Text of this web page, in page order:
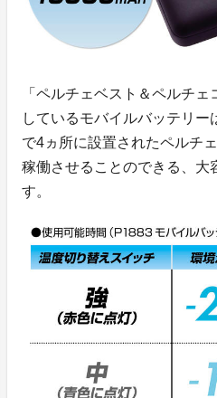
「ペルチェベスト＆ペルチ
しているモバイルバッテリー
で4ヵ所に設置されたペルチ
稼働させることのできる、大
す。